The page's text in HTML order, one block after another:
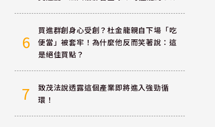
6
買進群創身心受創？杜金龍親自下場「吃
便當」被套牢！為什麼他反而笑著說：這
是絕佳買點？
7
致茂法說透露這個產業即將進入強勁循
環！